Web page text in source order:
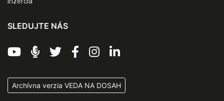
SLEDUJTE NÁS
Archívna verzia VEDA NA DOSAH